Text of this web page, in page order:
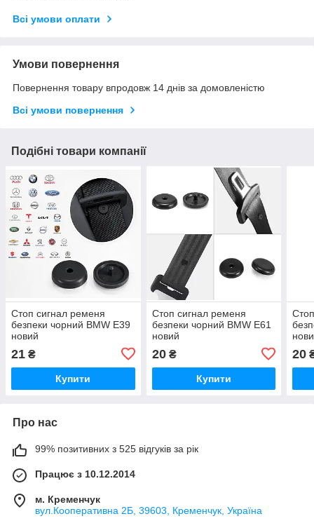
Всі умови оплати
Умови повернення
Повернення товару впродовж 14 днів за домовленістю
Всі умови повернення
Подібні товари компанії
Стоп сигнал ременя
безпеки чорний BMW E39
новий
21 ₴
Купити
Стоп сигнал ременя
безпеки чорний BMW E61
новий
20₴
Купити
20
Про нас
99% позитивних з 525 відгуків за рік
Працює з 10.12.2014
м. Кременчук
вул.Кооперативна 2Б, 39603, Кременчук, Україна